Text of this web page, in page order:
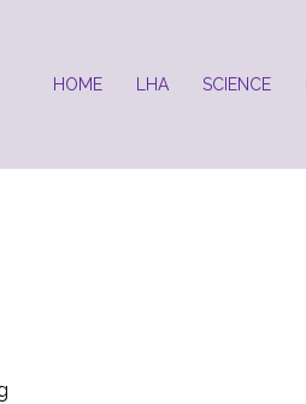
HOME LHA SCIENCE